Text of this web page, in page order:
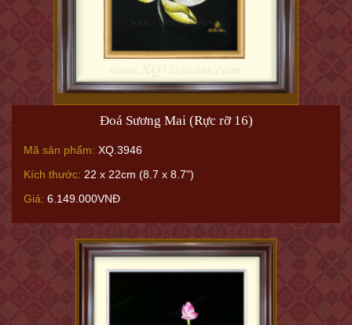
Đoá Sương Mai (Rực rỡ 16)
Mã sản phẩm: XQ.3946
Kích thước: 22 x 22cm (8.7 x 8.7")
Giá: 6.149.000VNĐ